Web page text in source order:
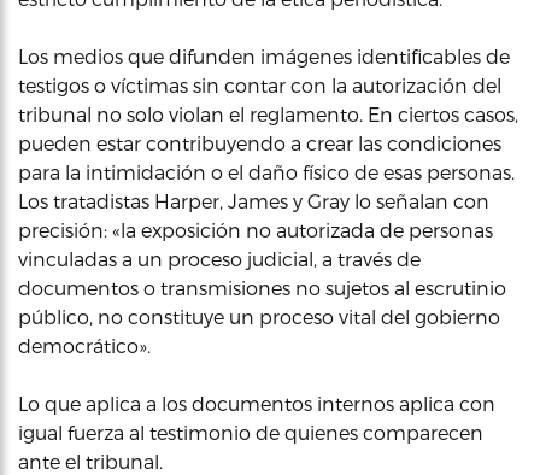
Los medios que difunden imágenes identificables de
testigos o víctimas sin contar con la autorización del
tribunal no solo violan el reglamento. En ciertos casos,
pueden estar contribuyendo a crear las condiciones
para la intimidación o el daño físico de esas personas.
Los tratadistas Harper, James y Gray lo señalan con
precisión: «la exposición no autorizada de personas
vinculadas a un proceso judicial, a través de
documentos o transmisiones no sujetos al escrutinio
público, no constituye un proceso vital del gobierno
democrático».
Lo que aplica a los documentos internos aplica con
igual fuerza al testimonio de quienes comparecen
ante el tribunal.